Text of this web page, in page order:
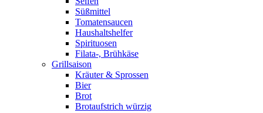
Süßmittel
Tomatensaucen
Haushaltshelfer
Spirituosen
Filata-, Brühkäse
Grillsaison
Kräuter & Sprossen
Bier
Brot
Brotaufstrich würzig